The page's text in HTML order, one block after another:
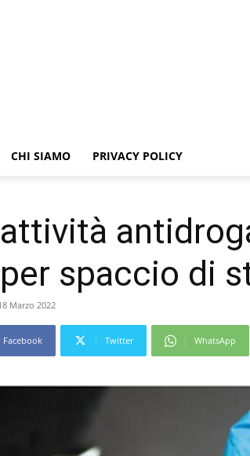
CHI SIAMO PRIVACY POLICY
attività
spaccio di
Marzo 2022
Facebook Twitter WhatsApp